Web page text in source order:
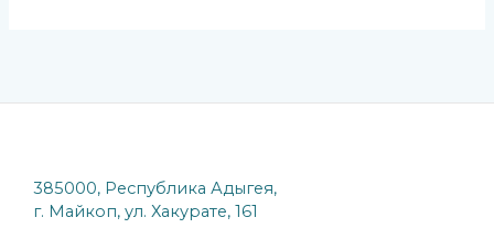
385000, Республика Адыгея,
г. Майкоп, ул. Хакурате, 161